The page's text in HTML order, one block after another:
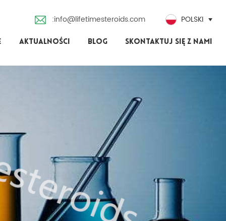
:info@lifetimesteroids.com POLSKI
AKTUALNOŚCI BLOG SKONTAKTUJ SIĘ Z NAMI